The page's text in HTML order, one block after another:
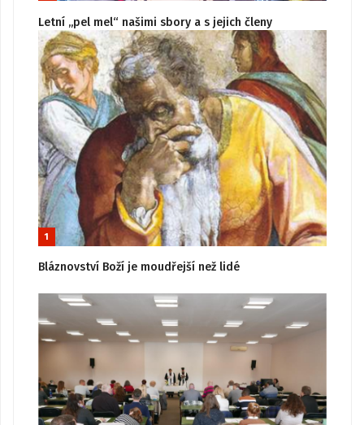
Letní „pel mel“ našimi sbory a s jejich členy
1
Bláznovství Boží je moudřejší než lidé